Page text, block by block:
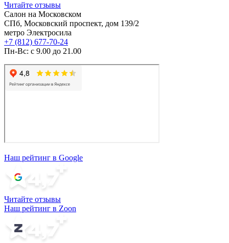
Читайте отзывы
Салон на Московском
СПб, Московский проспект, дом 139/2
метро Электросила
+7 (812) 677-70-24
Пн-Вс: с 9.00 до 21.00
Наш рейтинг в Google
Читайте отзывы
Наш рейтинг в Zoon